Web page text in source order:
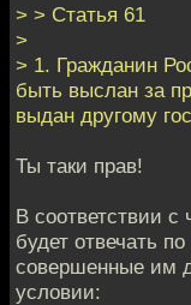
> > Статья 61
>
> 1. Гражданин
быть выслан за
выдан другому
Ты таки прав!
В соответствии
будет отвечать
совершенные им
условии: